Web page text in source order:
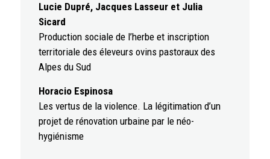
Lucie Dupré, Jacques Lasseur et Julia
Sicard
Production sociale de l’herbe et inscription
territoriale des éleveurs ovins pastoraux des
Alpes du Sud
Horacio Espinosa
Les vertus de la violence. La légitimation d’un
projet de rénovation urbaine par le néo-
hygiénisme